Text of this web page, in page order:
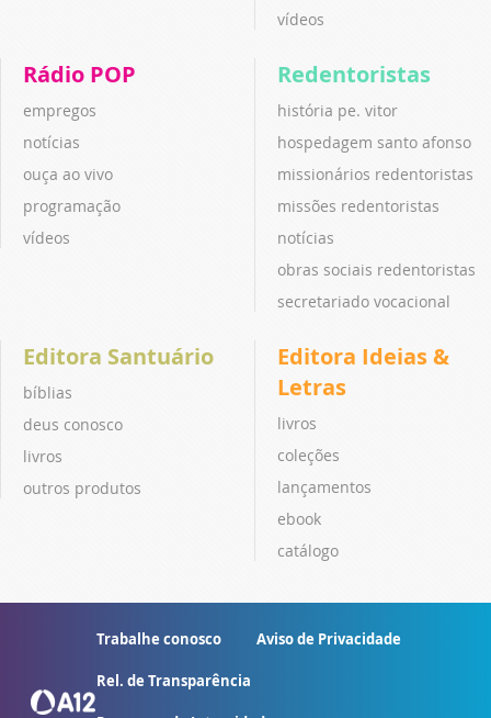
vídeos
Rádio POP
empregos
notícias
ouça ao vivo
programação
vídeos
Redentoristas
história pe. vitor
hospedagem santo afonso
missionários redentoristas
missões redentoristas
notícias
obras sociais redentoristas
secretariado vocacional
Editora Santuário
bíblias
deus conosco
livros
outros produtos
Editora Ideias &
Letras
livros
coleções
lançamentos
ebook
catálogo
Trabalhe conosco Aviso de Privacidade
Rel. de Transparência